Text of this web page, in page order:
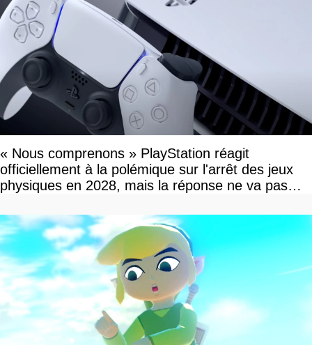
« Nous comprenons » PlayStation réagit
officiellement à la polémique sur l'arrêt des jeux
physiques en 2028, mais la réponse ne va pas